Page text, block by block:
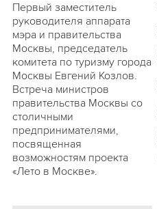
Первый заместитель
руководителя аппарата
мэра и правительства
Москвы, председатель
комитета по туризму города
Москвы Евгений Козлов.
Встреча министров
правительства Москвы со
столичными
предпринимателями,
посвященная
возможностям проекта
«Лето в Москве».